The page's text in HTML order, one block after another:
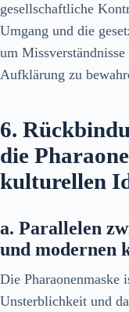
gesellschaftliche
Umgang und die
um
Aufklärung zu
6.
die
kulturellen
a. Parallelen
und modernen
Die
Unsterblichkeit und